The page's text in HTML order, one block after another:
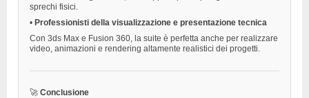
sprechi fisici.
• Professionisti della visualizzazione e presentazione tecnica
Con 3ds Max e Fusion 360, la suite è perfetta anche per realizzare
video, animazioni e rendering altamente realistici dei progetti.
🚀 Conclusione